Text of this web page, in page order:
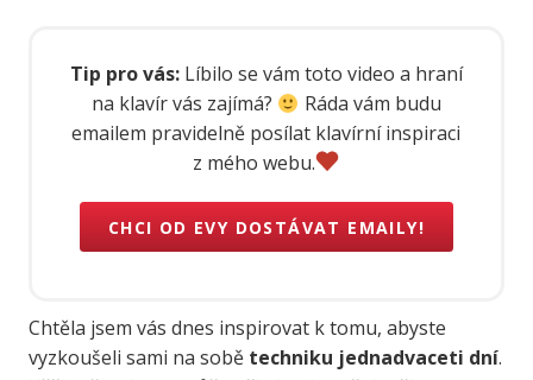
Tip pro vás:Líbilo se vám toto video a hraní
na klavír vás zajímá?
Ráda vám budu
emailem pravidelně posílat klavírní inspiraci
z mého webu.
CHCI OD EVY DOSTÁVAT EMAILY!
Chtěla jsem vás dnes inspirovat k tomu, abyste
vyzkoušeli sami na sobě techniku jednadvaceti dní.